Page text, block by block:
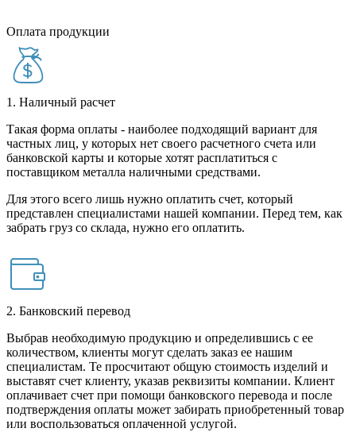
Оплата продукции
1. Наличный расчет
Такая форма оплаты - наиболее подходящий вариант для
частных лиц, у которых нет своего расчетного счета или
банковской карты и которые хотят расплатиться с
поставщиком металла наличными средствами.
Для этого всего лишь нужно оплатить счет, который
представлен специалистами нашей компании. Перед тем, как
забрать груз со склада, нужно его оплатить.
2. Банковский перевод
Выбрав необходимую продукцию и определившись с ее
количеством, клиенты могут сделать заказ ее нашим
специалистам. Те просчитают общую стоимость изделий и
выставят счет клиенту, указав реквизиты компании. Клиент
оплачивает счет при помощи банковского перевода и после
подтверждения оплаты может забирать приобретенный товар
или воспользоваться оплаченной услугой.